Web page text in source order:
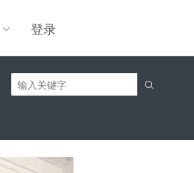
登录
